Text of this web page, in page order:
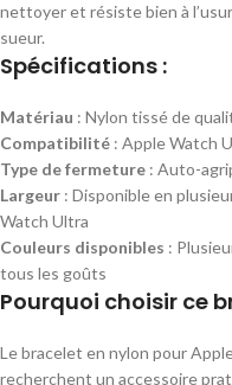
nettoyer et résiste bien à
sueur.
Spécifications :
Matériau : Nylon tissé de
Compatibilité : Apple Watch
Type de fermeture : Auto-
Largeur : Disponible en
Watch Ultra
Couleurs disponibles :
tous les goûts
Pourquoi choisir ce
Le bracelet en nylon pour
recherchent un accessoire